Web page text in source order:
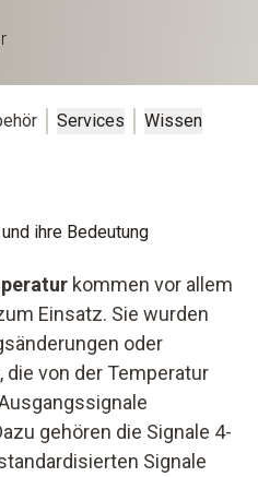
Services Wissen
ihre Bedeutung
kommen vor allem
Einsatz. Sie wurden
oder
von der Temperatur
gehören die Signale 4-
Signale